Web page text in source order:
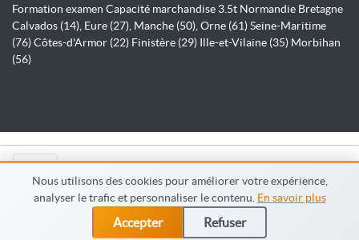
Nous utilisons des cookies pour améliorer votre expérience,
analyser le trafic et personnaliser le contenu. En savoir plus
Accepter Refuser
Formation examen Capacité marchandise 3.5t Normandie Bretagne
Calvados (14), Eure (27), Manche (50), Orne (61) Seine-Maritime
(76) Côtes-d'Armor (22) Finistère (29) Ille-et-Vilaine (35) Morbihan
(56)
© Capadistance.fr 2026